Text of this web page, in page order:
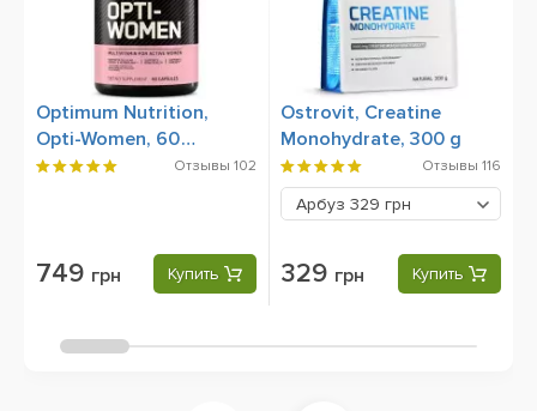
Optimum Nutrition,
Opti-Women, 60
Capsules
Отзывы 102
749 грн Купить
Ostrovit, Creatine
Monohydrate, 300 g
Отзывы 116
Арбуз 329 грн
329 грн Купить